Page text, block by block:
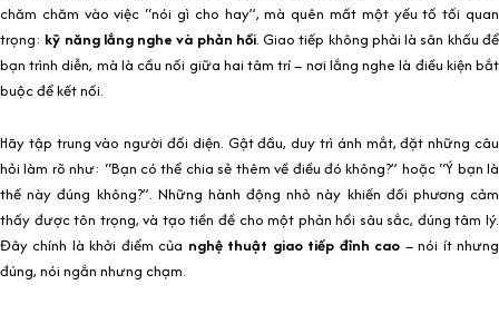
chăm chăm vào việc “nói gì cho hay”, mà quên mất một yếu tố tối quan
trọng: kỹ năng lắng nghe và phản hồi. Giao tiếp không phải là sân khấu để
bạn trình diễn, mà là cầu nối giữa hai tâm trí – nơi lắng nghe là điều kiện bắt
buộc để kết nối.
Hãy tập trung vào người đối diện. Gật đầu, duy trì ánh mắt, đặt những câu
hỏi làm rõ như: “Bạn có thể chia sẻ thêm về điều đó không?” hoặc “Ý bạn là
thế này đúng không?”. Những hành động nhỏ này khiến đối phương cảm
thấy được tôn trọng, và tạo tiền đề cho một phản hồi sâu sắc, đúng tâm lý.
Đây chính là khởi điểm của nghệ thuật giao tiếp đỉnh cao – nói ít nhưng
đúng, nói ngắn nhưng chạm.